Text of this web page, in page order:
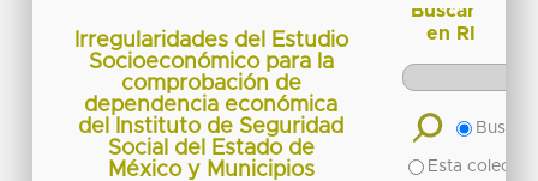
Irregularidades del Estudio
Socioeconómico para la
comprobación de
dependencia económica
del Instituto de Seguridad
Social del Estado de
México y Municipios
Buscar
en RI
Buscar
Esta